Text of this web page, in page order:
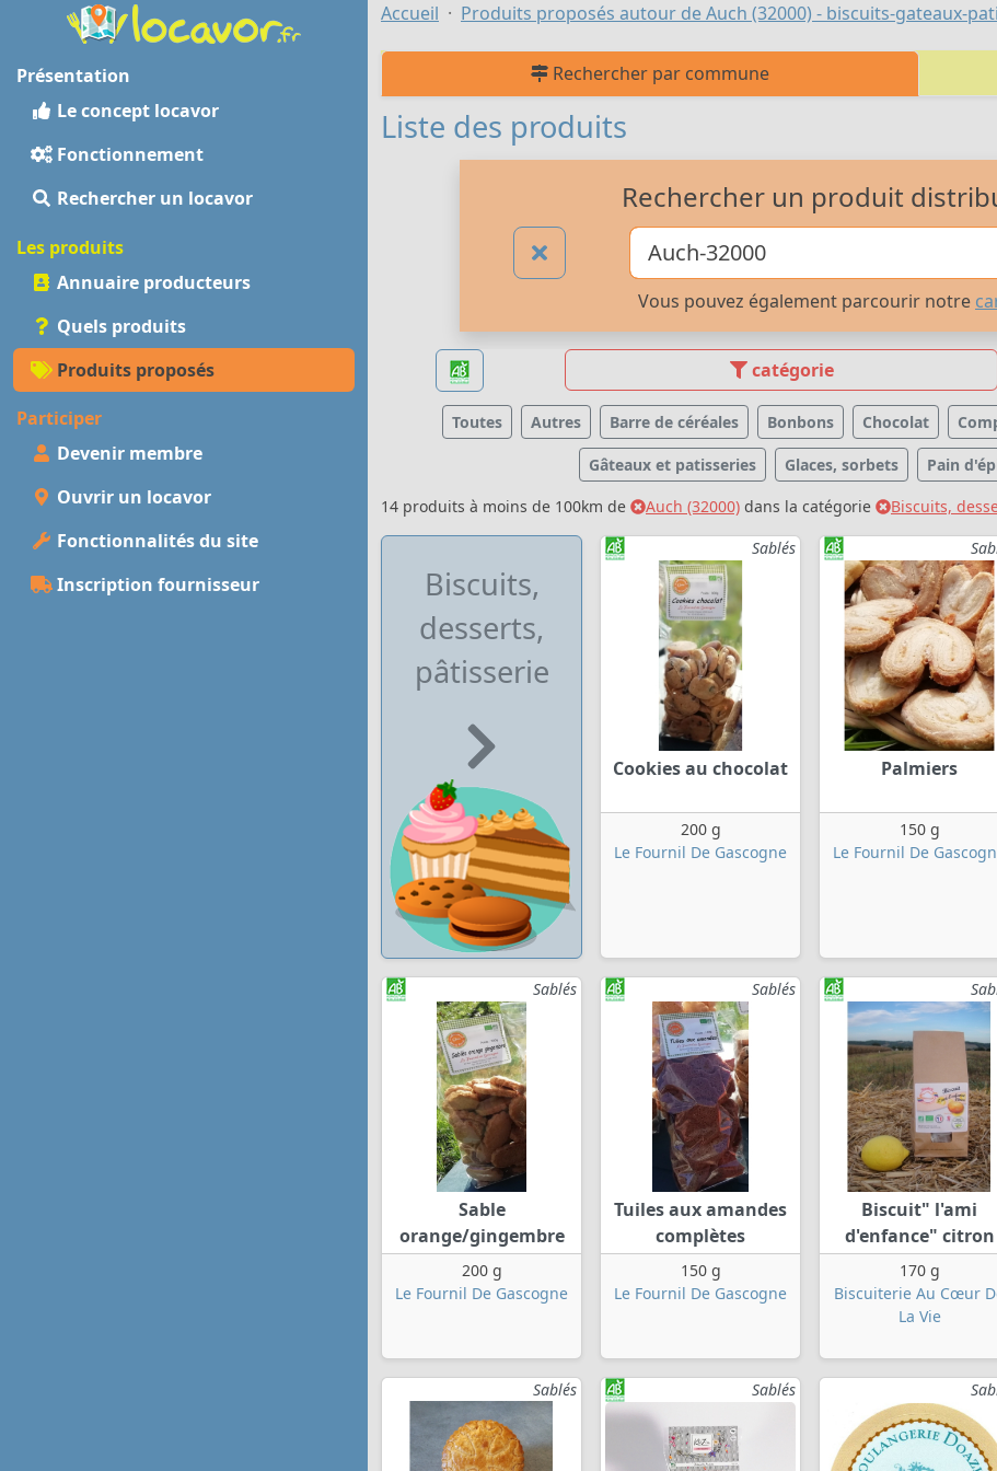
Présentation
Le concept locavor
Fonctionnement
Rechercher un locavor
Les produits
Annuaire producteurs
Quels produits
Produits proposés
Participer
Devenir membre
Ouvrir un locavor
Fonctionnalités du site
Inscription fournisseur
Accueil Produits proposés autour de Auch (32000) - biscuits-gateaux-
Rechercher par commune
Liste des produits
Rechercher un produit
Vous pouvez également parcourir notre
catégorie
Toutes Autres Barre de céréales Bonbons Chocolat
Gâteaux et patisseries Glaces, sorbets Pain
14 produits à moins de 100km de
Auch (32000) dans la catégorie Biscuits,
Biscuits,
desserts,
pâtisserie
Sablés
Cookies au chocolat
200 g
Le Fournil De Gascogne
Palmiers
150 g
Le Fournil De
Sablés
Sable
orange/gingembre
200 g
Le Fournil De Gascogne
Sablés
Tuiles aux amandes
complètes
150 g
Le Fournil De Gascogne
Biscuit" l'ami
d'enfance" citron
170 g
Biscuiterie Au Cœur
La Vie
Sablés Sablés